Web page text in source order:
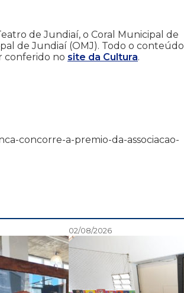
de Jundiaí, o Coral Municipal de
de Jundiaí (OMJ). Todo o conteúdo
conferido no site da Cultura.
concorre-a-premio-da-associacao-
02/08/2026